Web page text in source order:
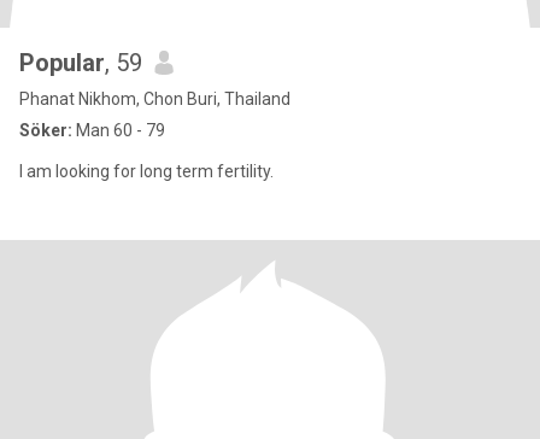
Popular, 59
Phanat Nikhom, Chon Buri, Thailand
Söker: Man 60 - 79
I am looking for long term fertility.